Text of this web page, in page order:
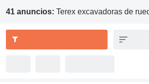
41 anuncios: Terex excavadoras de